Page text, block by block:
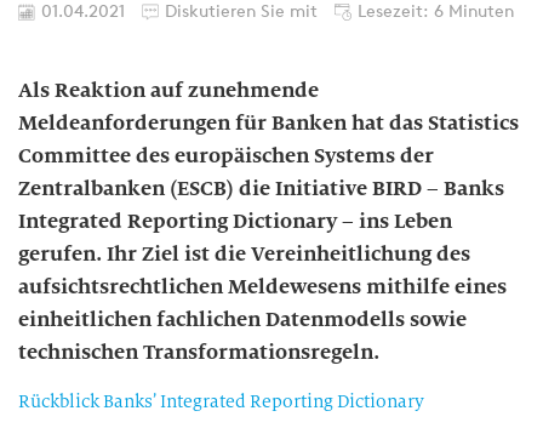
01.04.2021 Diskutieren Sie mit Lesezeit: 6 Minuten
Als Reaktion auf zunehmende
Meldeanforderungen für Banken hat das Statistics
Committee des europäischen Systems der
Zentralbanken (ESCB) die Initiative BIRD – Banks
Integrated Reporting Dictionary – ins Leben
gerufen. Ihr Ziel ist die Vereinheitlichung des
aufsichtsrechtlichen Meldewesens mithilfe eines
einheitlichen fachlichen Datenmodells sowie
technischen Transformationsregeln.
Rückblick Banks’ Integrated Reporting Dictionary